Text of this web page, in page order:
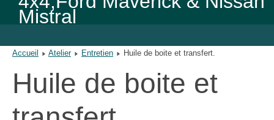
Mistral
Accueil Atelier Entretien Huile de boite et transfert.
Huile de boite et